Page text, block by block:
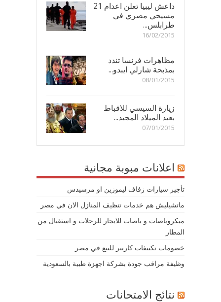
داعش ليبيا تعلن اعدام 21
مسيحي مصري في
طرابلس...
16/02/2015
مظاهرات فرنسا تندد
بمذبحة شارلي ايبدو...
08/01/2015
زيارة السيسي للاقباط
بعيد الميلاد المجيد...
07/01/2015
اعلانات مبوبة مجانية
تأجير سيارات زفاف ليموزين او مرسيدس
ماتشيليش هم خدمات تنظيف المنازل الان في مصر
ميكروباصات و باصات للايجار للرحلات و استقبال من
المطار
خصومات تكييفات كاريير للبيع في مصر
وظيفة مراقب جودة بشركة اجهزة طبية بالسعودية
نتائج الامتحانات